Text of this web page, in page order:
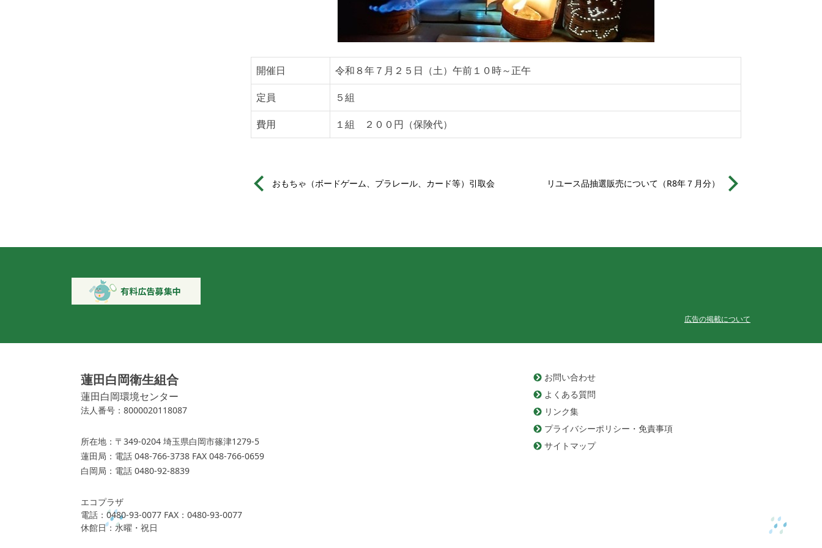
開催日
令和８年７月２５日（土）午前１０時～正午
定員
５組
費用
１組 ２００円（保険代）
おもちゃ（ボードゲーム、プラレール、カード等）引取会 リユース品抽選販売について（R8年７月分）
広告の掲載について
蓮田白岡衛生組合
蓮田白岡環境センター
法人番号：8000020118087
所在地： 〒349-0204 埼玉県白岡市篠津1279-5
蓮田局： 電話 048-766-3738 FAX 048-766-0659
白岡局： 電話 0480-92-8839
エコプラザ
電話：0480-93-0077 FAX：0480-93-0077
休館日：水曜・祝日
お問い合わせ
よくある質問
リンク集
プライバシーポリシー・免責事項
サイトマップ